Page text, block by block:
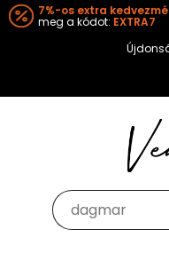
7%-os extra
meg a kódot: EXTRA7